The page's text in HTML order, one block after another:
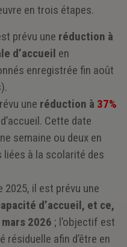
en trois étapes.
prévu une réduction à
d’accueil en
enregistrée fin août
une réduction à 37%
Cette date
semaine ou deux en
à la scolarité des
il est prévu une
d’accueil, et ce,
2026 ; l’objectif est
résiduelle afin d’être en